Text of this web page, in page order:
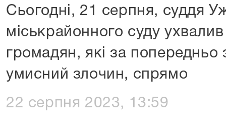
Сьогодні, 21 серпня, суддя
міськрайонного суду
громадян, які за
умисний злочин, спрямо
22 серпня 2023, 13:59